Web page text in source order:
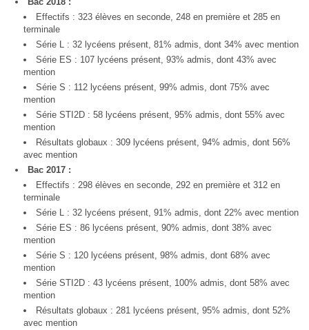
Effectifs : 323 élèves en seconde, 248 en première et 285 en
terminale
Série L : 32 lycéens présent, 81% admis, dont 34% avec mention
Série ES : 107 lycéens présent, 93% admis, dont 43% avec
mention
Série S : 112 lycéens présent, 99% admis, dont 75% avec
mention
Série STI2D : 58 lycéens présent, 95% admis, dont 55% avec
mention
Résultats globaux : 309 lycéens présent, 94% admis, dont 56%
avec mention
Bac 2017 :
Effectifs : 298 élèves en seconde, 292 en première et 312 en
terminale
Série L : 32 lycéens présent, 91% admis, dont 22% avec mention
Série ES : 86 lycéens présent, 90% admis, dont 38% avec
mention
Série S : 120 lycéens présent, 98% admis, dont 68% avec
mention
Série STI2D : 43 lycéens présent, 100% admis, dont 58% avec
mention
Résultats globaux : 281 lycéens présent, 95% admis, dont 52%
avec mention